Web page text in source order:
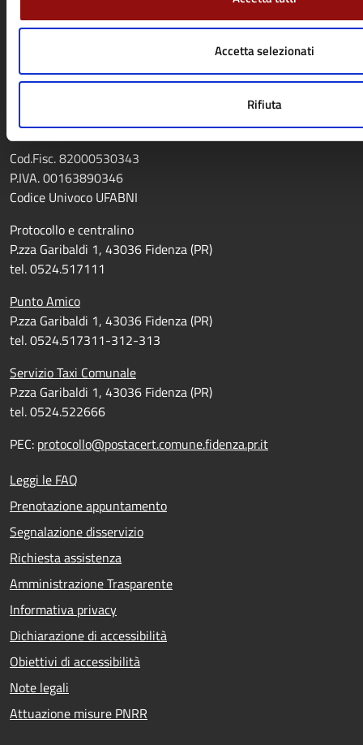
Accetta selezionati
Rifiuta
CONTATTI
P.zza Garibaldi 1, 43036 Fidenza (PR)
visualizza su google maps
visualizza su google maps
Cod.Fisc. 82000530343
P.IVA. 00163890346
Codice Univoco UFABNI
Protocollo e centralino
P.zza Garibaldi 1, 43036 Fidenza (PR)
tel. 0524.517111
Punto Amico
P.zza Garibaldi 1, 43036 Fidenza (PR)
tel. 0524.517311-312-313
Servizio Taxi Comunale
P.zza Garibaldi 1, 43036 Fidenza (PR)
tel. 0524.522666
PEC: protocollo@postacert.comune.fidenza.pr.it
Leggi le FAQ
Prenotazione appuntamento
Segnalazione disservizio
Richiesta assistenza
Amministrazione Trasparente
Informativa privacy
Dichiarazione di accessibilità
Obiettivi di accessibilità
Note legali
Attuazione misure PNRR